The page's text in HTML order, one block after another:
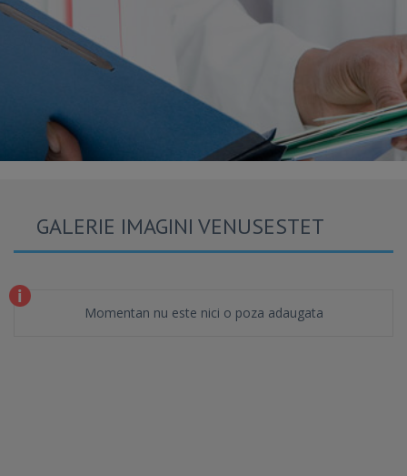
GALERIE IMAGINI VENUSESTET
Momentan nu este nici o poza adaugata